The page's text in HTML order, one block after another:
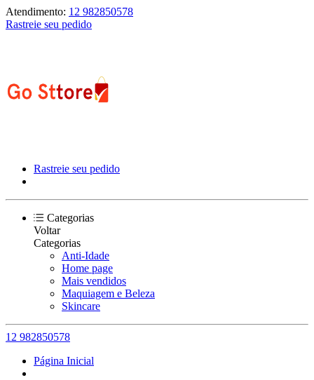
Atendimento: 12 982850578
Rastreie seu pedido
Rastreie seu pedido
Categorias
Voltar
Categorias
Anti-Idade
Home page
Mais vendidos
Maquiagem e Beleza
Skincare
12 982850578
Página Inicial